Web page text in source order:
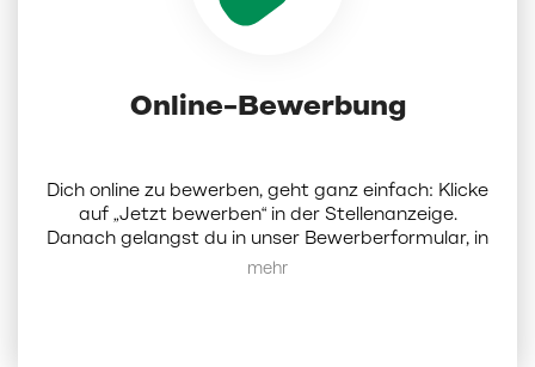
Online-Bewerbung
Dich online zu bewerben, geht ganz einfach: Klicke
auf „Jetzt bewerben“ in der Stellenanzeige.
Danach gelangst du in unser Bewerberformular, in
dem du Dokumente (Lebenslauf, Anschreiben und
Mehr anzeigen